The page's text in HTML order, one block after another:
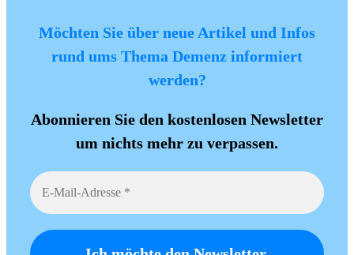
Möchten Sie über neue Artikel und Infos
rund ums Thema Demenz informiert
werden?
Abonnieren Sie den kostenlosen Newsletter
um nichts mehr zu verpassen.